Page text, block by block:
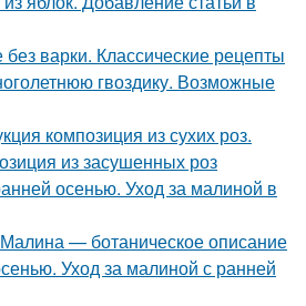
варки. Классические рецепты
гвоздику. Возможные
композиция из сухих роз.
из засушенных роз
осенью. Уход за малиной в
— ботаническое описание
Уход за малиной с ранней